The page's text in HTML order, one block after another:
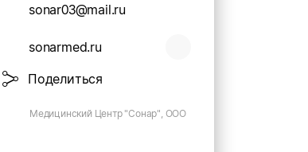
sonar03@mail.ru
sonarmed.ru
Поделиться
Медицинский Центр "Сонар", ООО